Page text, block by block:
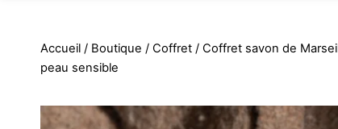
Accueil / Boutique / Coffret / Coffret savon de
peau sensible